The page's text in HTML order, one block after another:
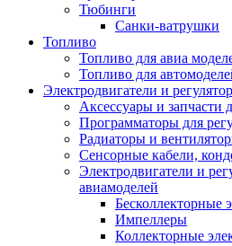
Тюбинги
Санки-ватрушки
Топливо
Топливо для авиа
Топливо для
Электродвигатели и
Аксессуары и запчасти
Программаторы для
Радиаторы и
Сенсорные кабели,
Электродвигатели и
авиамоделей
Бесколлекторные
Импеллеры
Коллекторные